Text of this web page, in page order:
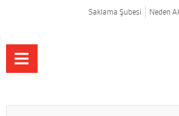
Saklama Şubesi Neden